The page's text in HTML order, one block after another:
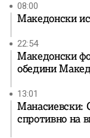
08:00
Македонски
22:54
Македонски
обедини
13:01
Манасиевски:
спротивно на